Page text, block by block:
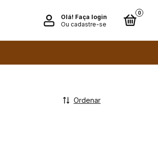
Olá! Faça login
Ou cadastre-se
0
Ordenar